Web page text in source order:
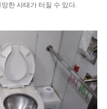
한 사태가 터질 수 있다.